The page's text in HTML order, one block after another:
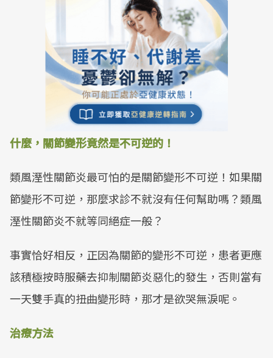
什麼，關節變形竟然是不可逆的！
類風溼性關節炎最可怕的是關節變形不可逆！如果關
節變形不可逆，那麼求診不就沒有任何幫助嗎？類風
溼性關節炎不就等同絕症一般？
事實恰好相反，正因為關節的變形不可逆，患者更應
該積極按時服藥去抑制關節炎惡化的發生，否則當有
一天雙手真的扭曲變形時，那才是欲哭無淚呢。
治療方法